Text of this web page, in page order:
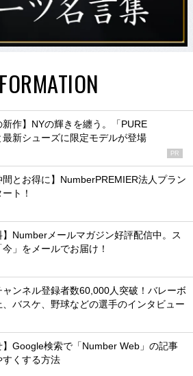
新作】NYの輝きを纏う。「PURE
最新シューズに限定モデルが登場
PR
間とお得に】NumberPREMIER法人プラン
ト！
】Numberメールマガジン好評配信中。ス
」をメールでお届け！
ャンネル登録者数60,000人突破！バレーボ
、バスケ、野球などの選手のインタビュー
】Google検索で「Number Web」の記事
すくする方法